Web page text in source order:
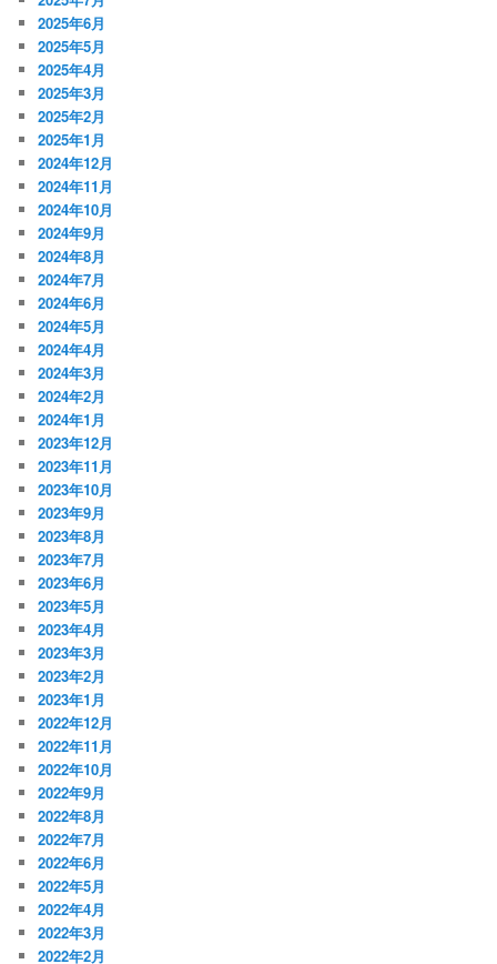
2025年6月
2025年5月
2025年4月
2025年3月
2025年2月
2025年1月
2024年12月
2024年11月
2024年10月
2024年9月
2024年8月
2024年7月
2024年6月
2024年5月
2024年4月
2024年3月
2024年2月
2024年1月
2023年12月
2023年11月
2023年10月
2023年9月
2023年8月
2023年7月
2023年6月
2023年5月
2023年4月
2023年3月
2023年2月
2023年1月
2022年12月
2022年11月
2022年10月
2022年9月
2022年8月
2022年7月
2022年6月
2022年5月
2022年4月
2022年3月
2022年2月